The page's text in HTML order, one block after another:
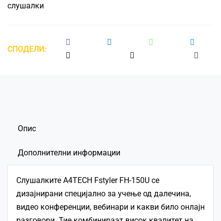
слушалки
СПОДЕЛИ:
Опис
Дополнителни информации
Слушалките A4TECH Fstyler FH-150U се
дизајнирани специјално за учење од далечина,
видео конференции, вебинари и какви било онлајн